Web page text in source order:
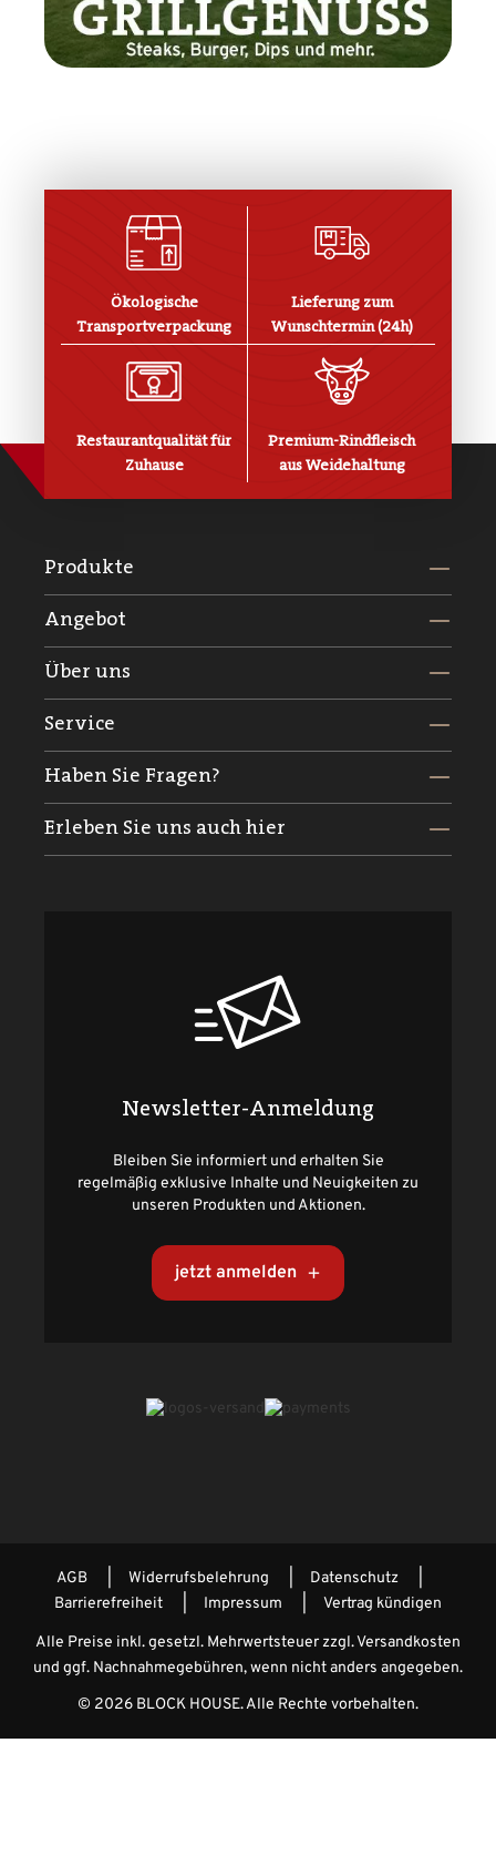
Ökologische
Transportverpackung
Lieferung zum
Wunschtermin (24h)
Restaurantqualität für
Zuhause
Premium-Rindfleisch
aus Weidehaltung
Produkte
Angebot
Über uns
Service
Haben Sie Fragen?
Erleben Sie uns auch hier
Newsletter-Anmeldung
Bleiben Sie informiert und erhalten Sie
regelmäßig exklusive Inhalte und Neuigkeiten zu
unseren Produkten und Aktionen.
jetzt anmelden
AGB Widerrufsbelehrung
Datenschutz
Barrierefreiheit
Impressum Vertrag kündigen
Alle Preise inkl. gesetzl. Mehrwertsteuer zzgl.Versandkosten
und ggf. Nachnahmegebühren, wenn nicht anders angegeben.
© 2026 BLOCK HOUSE. Alle Rechte vorbehalten.